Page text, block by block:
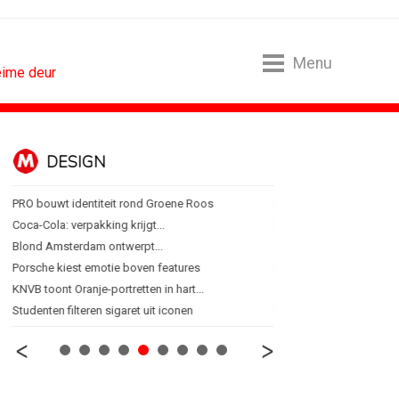
deur
Menu
DESIGN
PRO bouwt identiteit rond Groene Roos
Coca-Cola: verpakking krijgt...
Blond Amsterdam ontwerpt...
Porsche kiest emotie boven features
KNVB toont Oranje-portretten in hart...
Studenten filteren sigaret uit iconen